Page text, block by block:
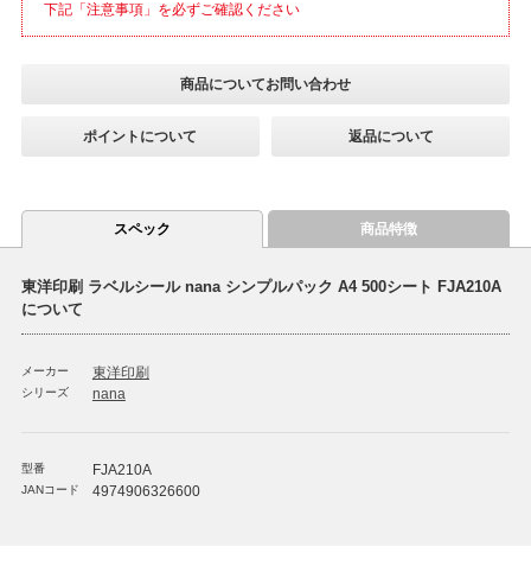
下記「注意事項」を必ずご確認ください
商品についてお問い合わせ
ポイントについて 返品について
スペック 商品特徴
東洋印刷 ラベルシール nana シンプルパック A4 500シート FJA210A
について
メーカー 東洋印刷
シリーズ nana
型番 FJA210A
JANコード 4974906326600